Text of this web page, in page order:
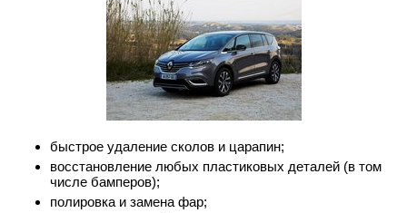
быстрое удаление сколов и царапин;
восстановление любых пластиковых деталей (в том
числе бамперов);
полировка и замена фар;